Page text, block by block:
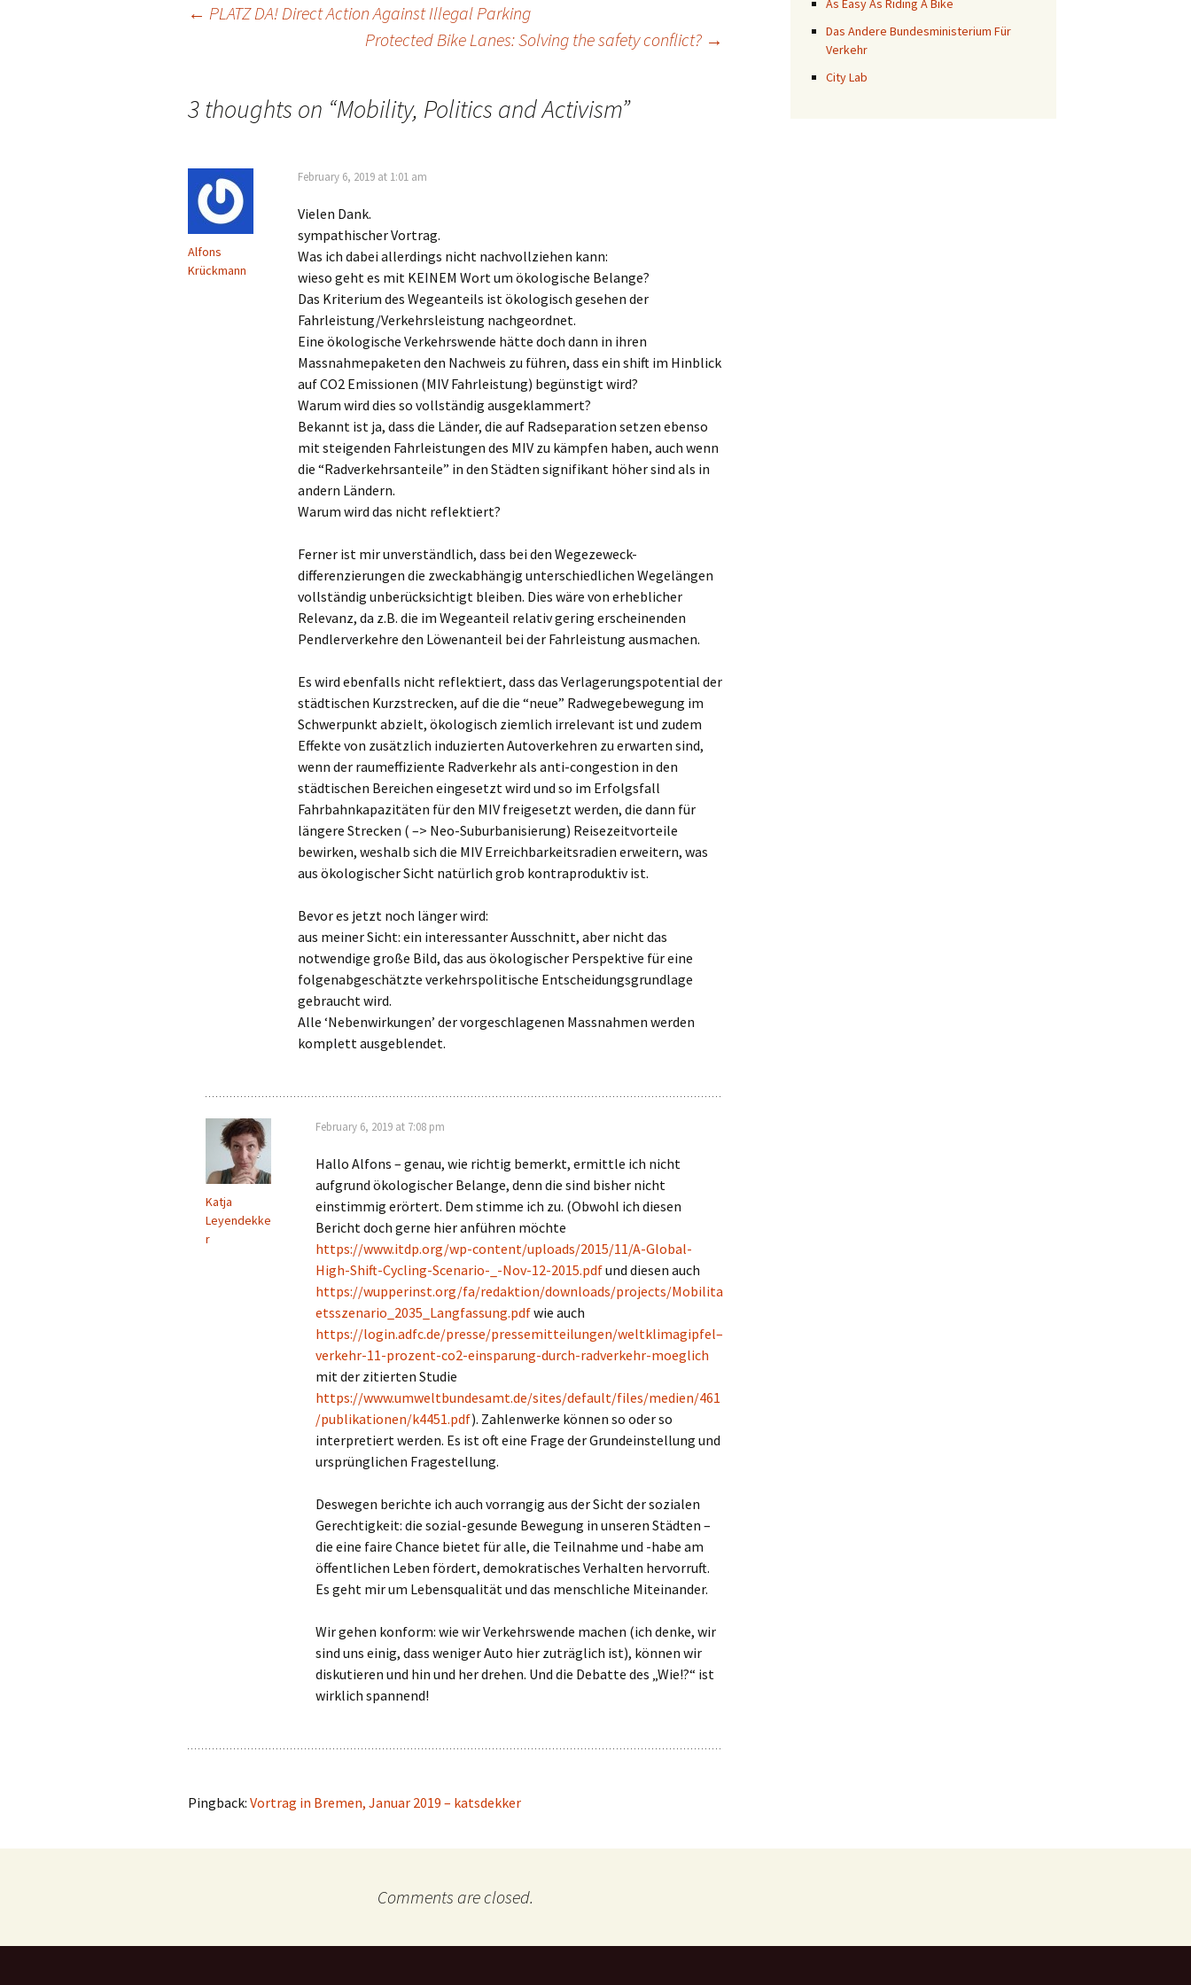
← PLATZ DA! Direct Action Against Illegal Parking
Protected Bike Lanes: Solving the safety conflict? →
3 thoughts on “Mobility, Politics and Activism”
Alfons
Krückmann
February 6, 2019 at 1:01 am
Vielen Dank.
sympathischer Vortrag.
Was ich dabei allerdings nicht nachvollziehen kann:
wieso geht es mit KEINEM Wort um ökologische Belange?
Das Kriterium des Wegeanteils ist ökologisch gesehen der
Fahrleistung/Verkehrsleistung nachgeordnet.
Eine ökologische Verkehrswende hätte doch dann in ihren
Massnahmepaketen den Nachweis zu führen, dass ein shift im Hinblick
auf CO2 Emissionen (MIV Fahrleistung) begünstigt wird?
Warum wird dies so vollständig ausgeklammert?
Bekannt ist ja, dass die Länder, die auf Radseparation setzen ebenso
mit steigenden Fahrleistungen des MIV zu kämpfen haben, auch wenn
die “Radverkehrsanteile” in den Städten signifikant höher sind als in
andern Ländern.
Warum wird das nicht reflektiert?
Ferner ist mir unverständlich, dass bei den Wegezeweck-
differenzierungen die zweckabhängig unterschiedlichen Wegelängen
vollständig unberücksichtigt bleiben. Dies wäre von erheblicher
Relevanz, da z.B. die im Wegeanteil relativ gering erscheinenden
Pendlerverkehre den Löwenanteil bei der Fahrleistung ausmachen.
Es wird ebenfalls nicht reflektiert, dass das Verlagerungspotential der
städtischen Kurzstrecken, auf die die “neue” Radwegebewegung im
Schwerpunkt abzielt, ökologisch ziemlich irrelevant ist und zudem
Effekte von zusätzlich induzierten Autoverkehren zu erwarten sind,
wenn der raumeffiziente Radverkehr als anti-congestion in den
städtischen Bereichen eingesetzt wird und so im Erfolgsfall
Fahrbahnkapazitäten für den MIV freigesetzt werden, die dann für
längere Strecken ( –> Neo-Suburbanisierung) Reisezeitvorteile
bewirken, weshalb sich die MIV Erreichbarkeitsradien erweitern, was
aus ökologischer Sicht natürlich grob kontraproduktiv ist.
Bevor es jetzt noch länger wird:
aus meiner Sicht: ein interessanter Ausschnitt, aber nicht das
notwendige große Bild, das aus ökologischer Perspektive für eine
folgenabgeschätzte verkehrspolitische Entscheidungsgrundlage
gebraucht wird.
Alle ‘Nebenwirkungen’ der vorgeschlagenen Massnahmen werden
komplett ausgeblendet.
Katja
Leyendekke
r
February 6, 2019 at 7:08 pm
Hallo Alfons – genau, wie richtig bemerkt, ermittle ich nicht
aufgrund ökologischer Belange, denn die sind bisher nicht
einstimmig erörtert. Dem stimme ich zu. (Obwohl ich diesen
Bericht doch gerne hier anführen möchte
https://www.itdp.org/wp-content/uploads/2015/11/A-Global-
High-Shift-Cycling-Scenario-_-Nov-12-2015.pdfund diesen auch
https://wupperinst.org/fa/redaktion/downloads/projects/Mobilita
etsszenario_2035_Langfassung.pdfwie auch
https://login.adfc.de/presse/pressemitteilungen/weltklimagipfel–
verkehr-11-prozent-co2-einsparung-durch-radverkehr-moeglich
mit der zitierten Studie
https://www.umweltbundesamt.de/sites/default/files/medien/461
/publikationen/k4451.pdf). Zahlenwerke können so oder so
interpretiert werden. Es ist oft eine Frage der Grundeinstellung und
ursprünglichen Fragestellung.
Deswegen berichte ich auch vorrangig aus der Sicht der sozialen
Gerechtigkeit: die sozial-gesunde Bewegung in unseren Städten –
die eine faire Chance bietet für alle, die Teilnahme und -habe am
öffentlichen Leben fördert, demokratisches Verhalten hervorruft.
Es geht mir um Lebensqualität und das menschliche Miteinander.
Wir gehen konform: wie wir Verkehrswende machen (ich denke, wir
sind uns einig, dass weniger Auto hier zuträglich ist), können wir
diskutieren und hin und her drehen. Und die Debatte des „Wie!?“ ist
wirklich spannend!
Pingback: Vortrag in Bremen, Januar 2019 – katsdekker
Comments are closed.
As Easy As Riding A Bike
Das Andere Bundesministerium Für
Verkehr
City Lab